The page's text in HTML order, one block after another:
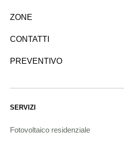
ZONE
CONTATTI
PREVENTIVO
SERVIZI
Fotovoltaico residenziale